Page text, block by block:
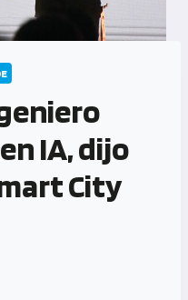
IA, dijo
City